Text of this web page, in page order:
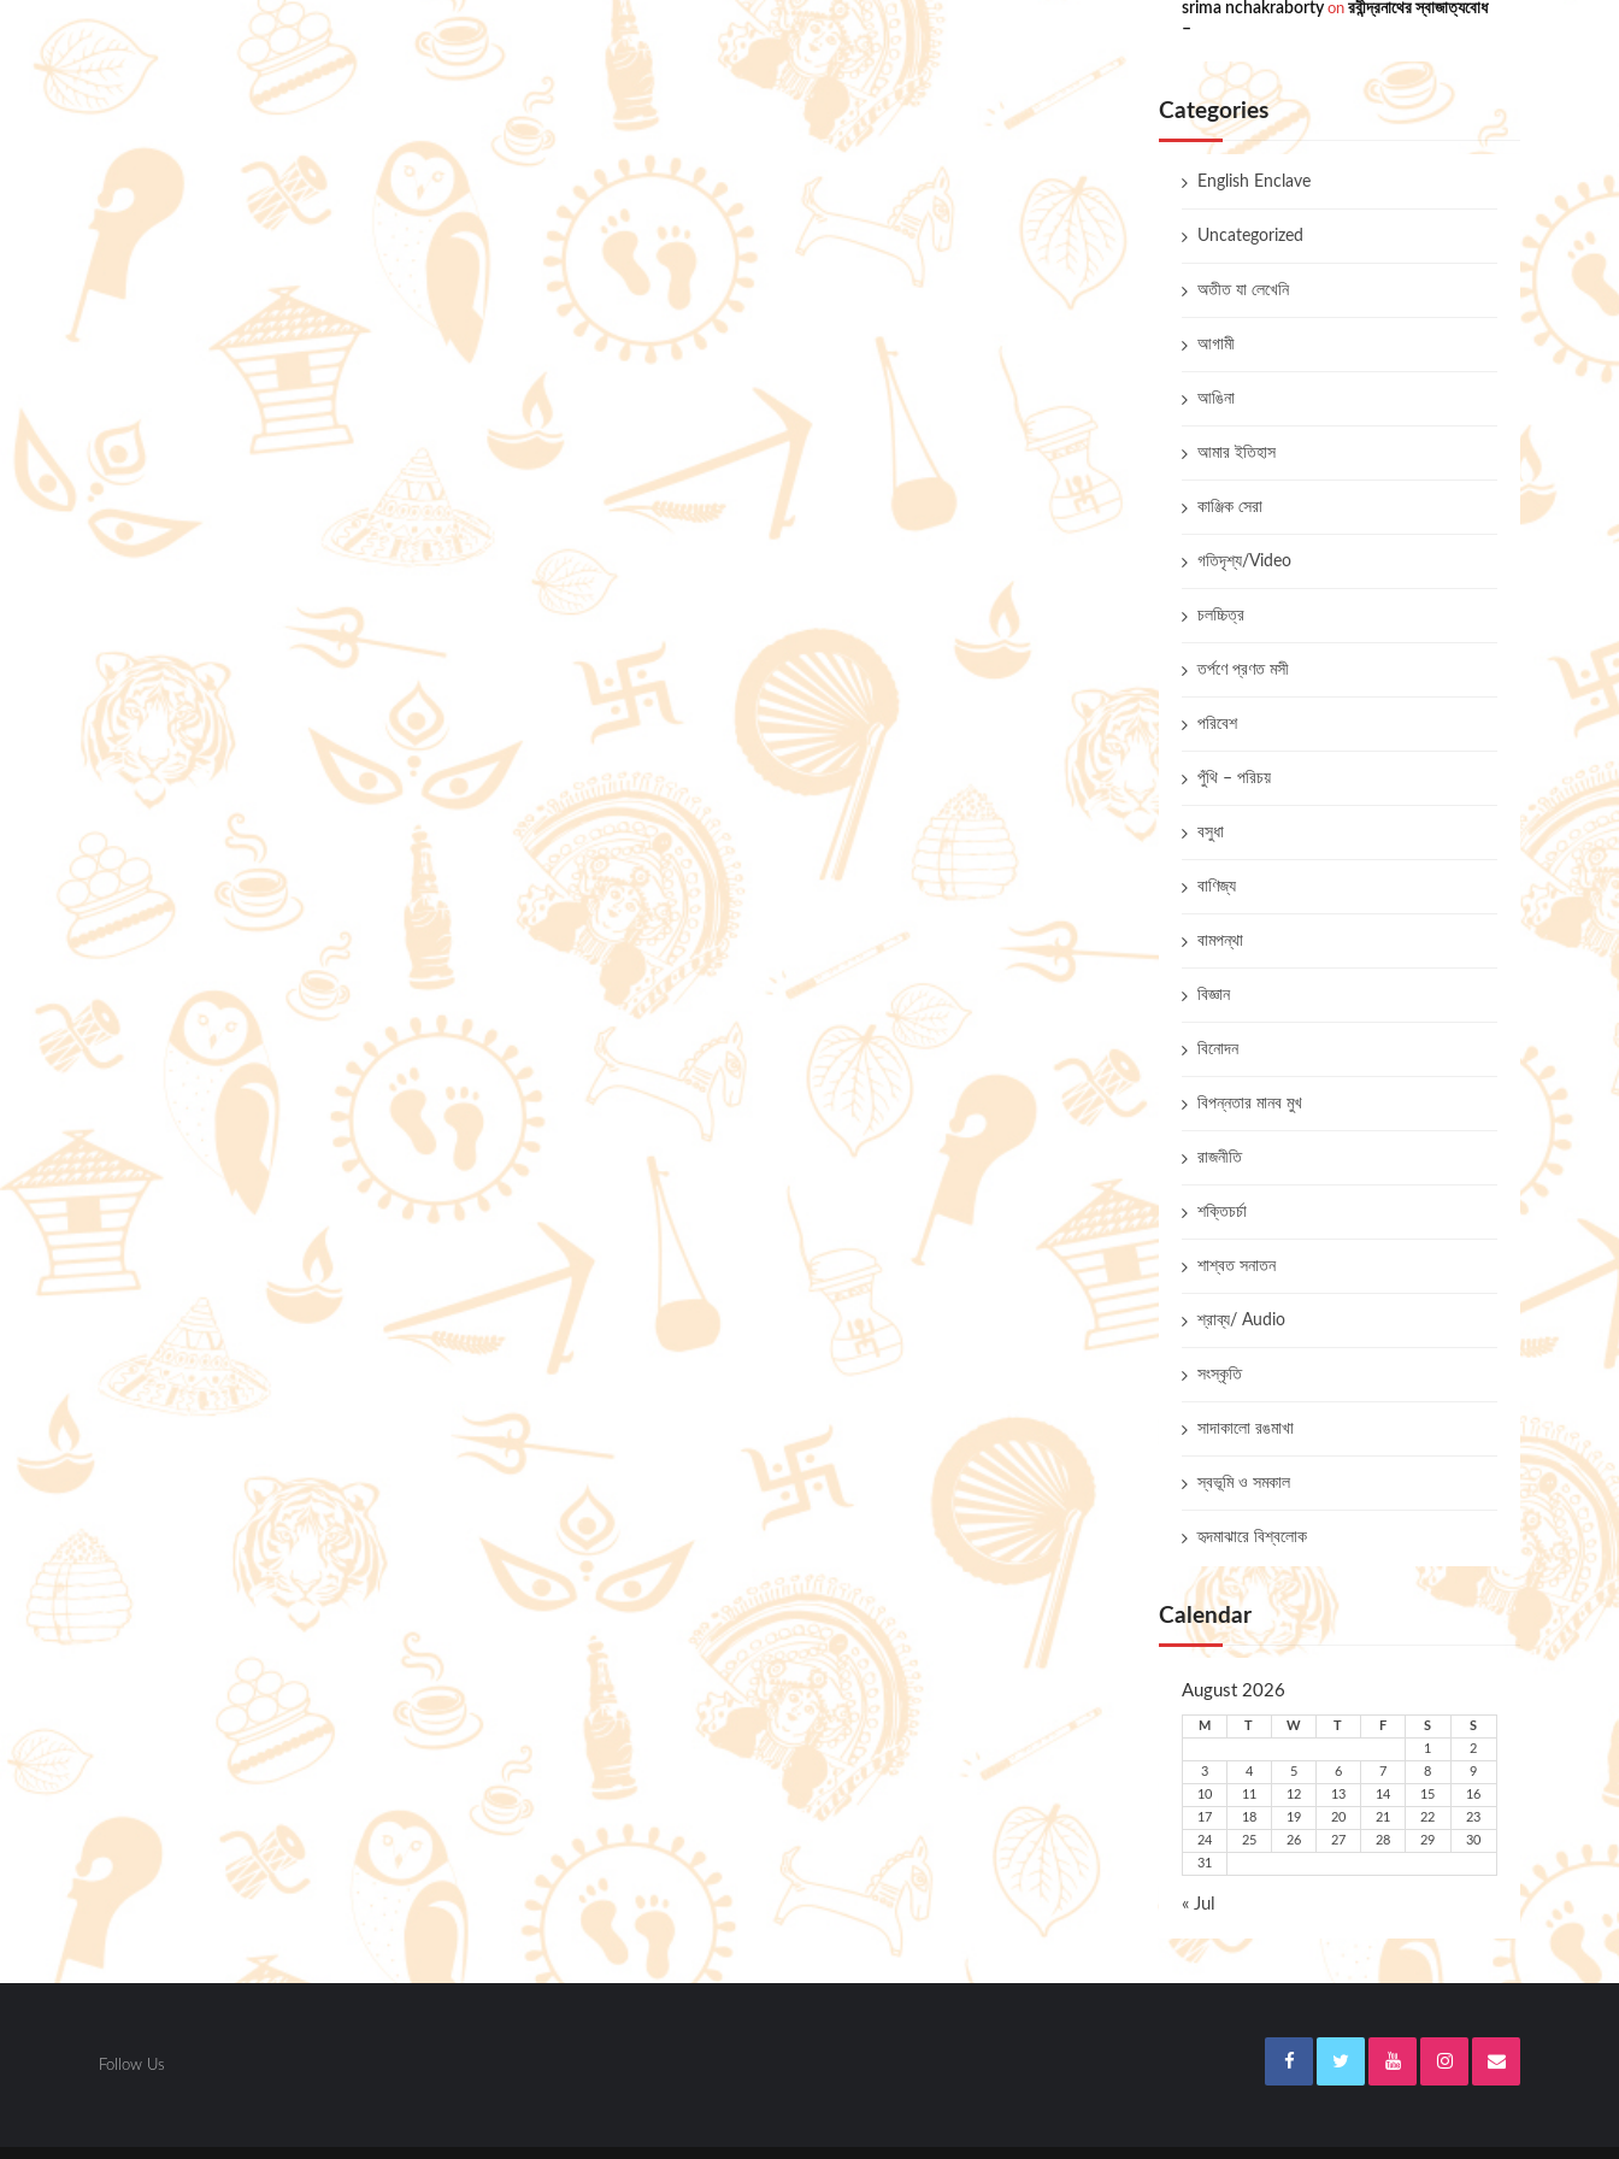
srima nchakrabortyon রবীন্দ্রনাথের স্বাজাত্যবোধ
–
Categories
English Enclave
Uncategorized
অতীত যা লেখেনি
আগামী
আঙিনা
আমার ইতিহাস
কাঞ্জিক সেরা
গতিদৃশ্য/Video
চলচ্চিত্র
তর্পণে প্রণত মসী
পরিবেশ
পুঁথি – পরিচয়
বসুধা
বাণিজ্য
বামপন্থা
বিজ্ঞান
বিনোদন
বিপন্নতার মানব মুখ
রাজনীতি
শক্তিচর্চা
শাশ্বত সনাতন
শ্রাব্য/ Audio
সংস্কৃতি
সাদাকালো রঙমাখা
স্বভূমি ও সমকাল
হৃদমাঝারে বিশ্বলোক
Calendar
August 2026
M W F S
S
1
2
3
4 5 6 7 8
9
10
11 12 13 14 15
16
17
18 19 20 21 22
23
24
25 26 27 28 29
30
31
« Jul
Follow Us